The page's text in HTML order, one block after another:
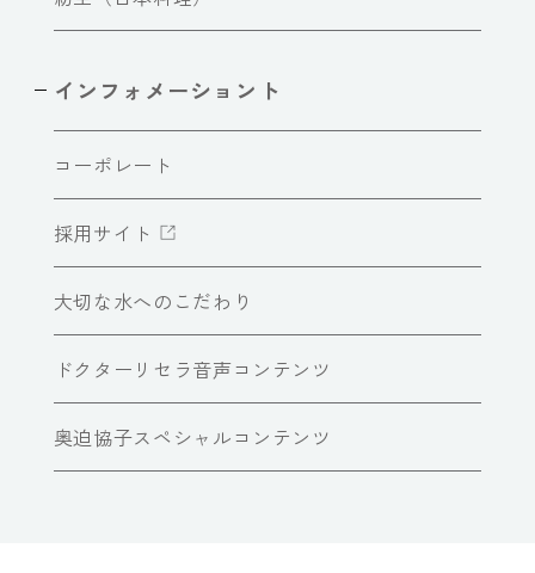
インフォメーショント
コーポレート
採用サイト
大切な水へのこだわり
ドクターリセラ音声コンテンツ
奥迫協子スペシャルコンテンツ